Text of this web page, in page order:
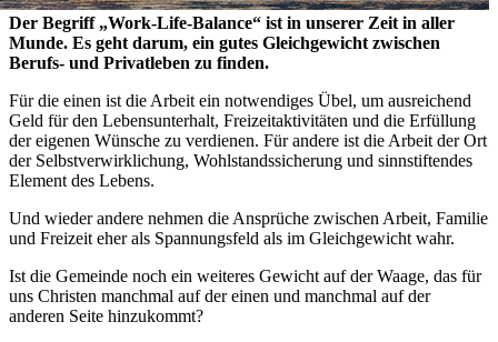
Der Begriff „Work-Life-Balance“ ist in unserer Zeit in aller
Munde. Es geht darum, ein gutes Gleichgewicht zwischen
Berufs- und Privat­leben zu finden.
Für die einen ist die Arbeit ein notwendiges Übel, um ausreichend
Geld für den Lebensunterhalt, Freizeitaktivitäten und die Erfüllung
der eigenen Wünsche zu verdienen. Für andere ist die Arbeit der Ort
der Selbstverwirklichung, Wohlstands­sicherung und sinnstiftendes
Element des Lebens.
Und wieder andere nehmen die Ansprüche zwischen Arbeit, Familie
und Freizeit eher als Spannungsfeld als im Gleichgewicht wahr.
Ist die Gemeinde noch ein weiteres Gewicht auf der Waage, das für
uns Christen manchmal auf der einen und manchmal auf der
anderen Seite hinzukommt?